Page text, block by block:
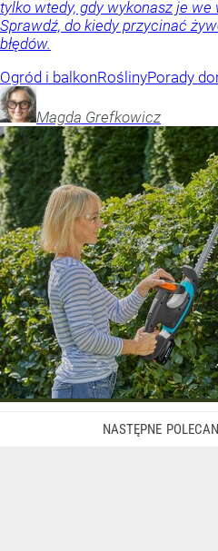
tylko wtedy, gdy wykonasz je we
Sprawdź, do kiedy przycinać
błędów.
Ogród i balkonRoślinyPorady
Magda Grefkowicz